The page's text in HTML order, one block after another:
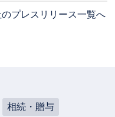
のプレスリリース一覧へ
相続・贈与